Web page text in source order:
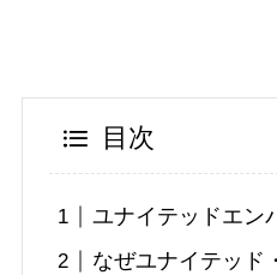
目次
ユナイテッドエン
なぜユナイテッド